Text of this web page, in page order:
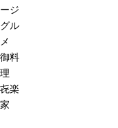
ージ
グル
メ
御料
理
㐂楽
家